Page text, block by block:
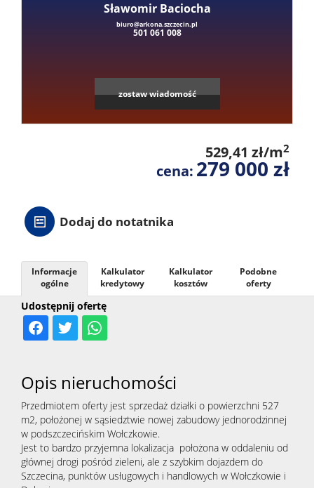
Sławomir Baciocha
biuro@arkona.szczecin.pl
501 061 008
zostaw wiadomość
529,41 zł/m2
cena: 279 000 zł
Dodaj do notatnika
Udostępnij ofertę
Informacje
ogólne
Kalkulator
kredytowy
Kalkulator
kosztów
Podobne
oferty
Opis nieruchomości
Przedmiotem oferty jest sprzedaż działki o powierzchni 527
m2, położonej w sąsiedztwie nowej zabudowy jednorodzinnej
w podszczecińskim Wołczkowie.
Jest to bardzo przyjemna lokalizacja położona w oddaleniu od
głównej drogi pośród zieleni, ale z szybkim dojazdem do
Szczecina, punktów usługowych i handlowych w Wołczkowie i